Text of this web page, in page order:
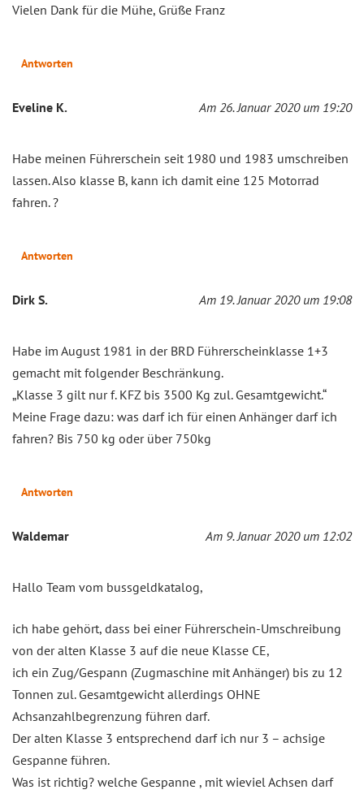
Vielen Dank für die Mühe, Grüße Franz
Antworten
Eveline K. Am 26. Januar 2020 um 19:20
Habe meinen Führerschein seit 1980 und 1983 umschreiben
lassen. Also klasse B, kann ich damit eine 125 Motorrad
fahren. ?
Antworten
Dirk S. Am 19. Januar 2020 um 19:08
Habe im August 1981 in der BRD Führerscheinklasse 1+3
gemacht mit folgender Beschränkung.
„Klasse 3 gilt nur f. KFZ bis 3500 Kg zul. Gesamtgewicht.“
Meine Frage dazu: was darf ich für einen Anhänger darf ich
fahren? Bis 750 kg oder über 750kg
Antworten
Waldemar Am 9. Januar 2020 um 12:02
Hallo Team vom bussgeldkatalog,
ich habe gehört, dass bei einer Führerschein-Umschreibung
von der alten Klasse 3 auf die neue Klasse CE,
ich ein Zug/Gespann (Zugmaschine mit Anhänger) bis zu 12
Tonnen zul. Gesamtgewicht allerdings OHNE
Achsanzahlbegrenzung führen darf.
Der alten Klasse 3 entsprechend darf ich nur 3 – achsige
Gespanne führen.
Was ist richtig? welche Gespanne , mit wieviel Achsen darf